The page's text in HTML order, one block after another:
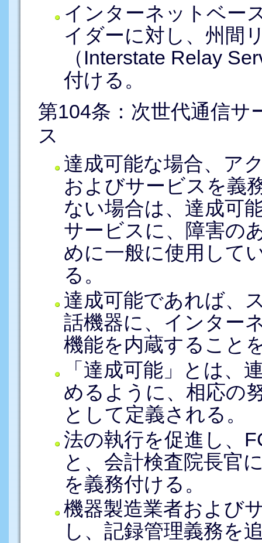
インターネットベー
イダーに対し、州間
（Interstate Relay
付ける。
第104条：次世代通信
ス
達成可能な場合、ア
およびサービスを義
ない場合は、達成可
サービスに、障害の
めに一般に使用して
る。
達成可能であれば、
話機器に、インター
機能を内蔵すること
「達成可能」とは、
めるように、相応の
として定義される。
法の執行を促進し、
と、会計検査院長官
を義務付ける。
機器製造業者および
し、記録管理義務を